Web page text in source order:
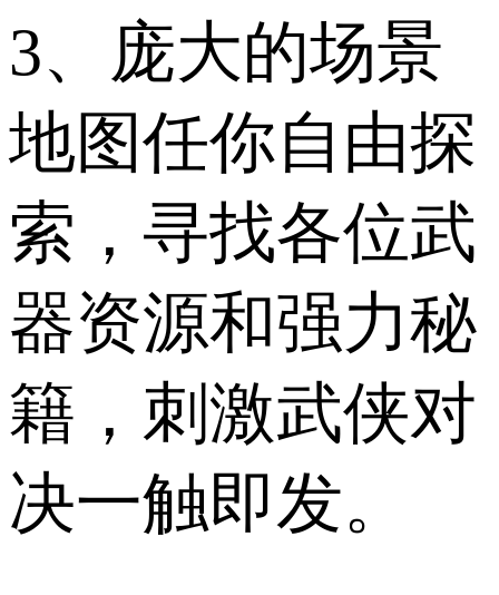
3、庞大的场景
地图任你自由探
索，寻找各位武
器资源和强力秘
籍，刺激武侠对
决一触即发。